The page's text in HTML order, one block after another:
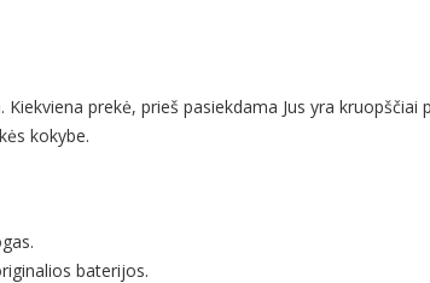
Kiekviena prekė, prieš pasiekdama Jus yra
kokybe.
baterijos.